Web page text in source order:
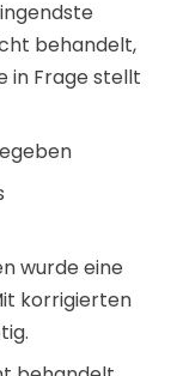
beim
als sinnvoll
ich es